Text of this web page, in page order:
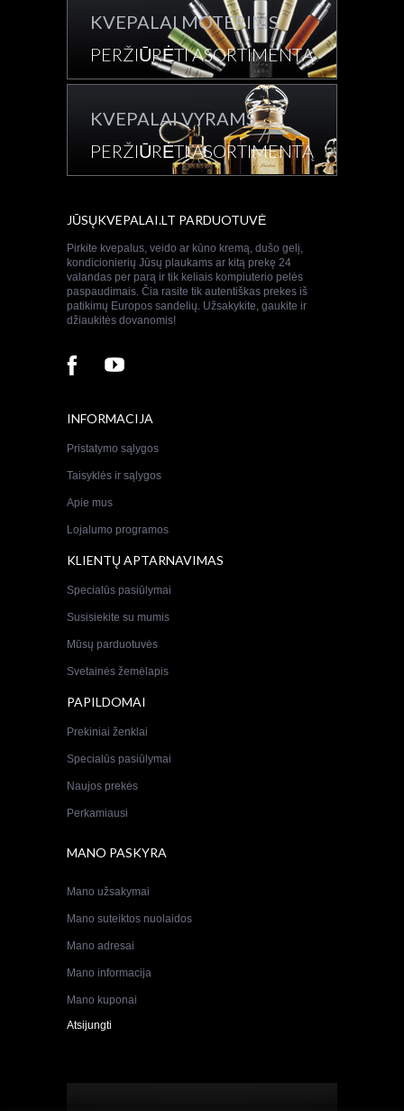
KVEPALAI MOTERIMS
PERŽIŪRĖTI ASORTIMENTĄ
KVEPALAI VYRAMS
PERŽIŪRĖTI ASORTIMENTĄ
JŪSŲKVEPALAI.LT PARDUOTUVĖ
Pirkite kvepalus, veido ar kūno kremą, dušo gelį,
kondicionierių Jūsų plaukams ar kitą prekę 24
valandas per parą ir tik keliais kompiuterio pelės
paspaudimais. Čia rasite tik autentiškas prekes iš
patikimų Europos sandelių. Užsakykite, gaukite ir
džiaukitės dovanomis!
INFORMACIJA
Pristatymo sąlygos
Taisyklės ir sąlygos
Apie mus
Lojalumo programos
KLIENTŲ APTARNAVIMAS
Specialūs pasiūlymai
Susisiekite su mumis
Mūsų parduotuvės
Svetainės žemėlapis
PAPILDOMAI
Prekiniai ženklai
Specialūs pasiūlymai
Naujos prekės
Perkamiausi
MANO PASKYRA
Mano užsakymai
Mano suteiktos nuolaidos
Mano adresai
Mano informacija
Mano kuponai
Atsijungti